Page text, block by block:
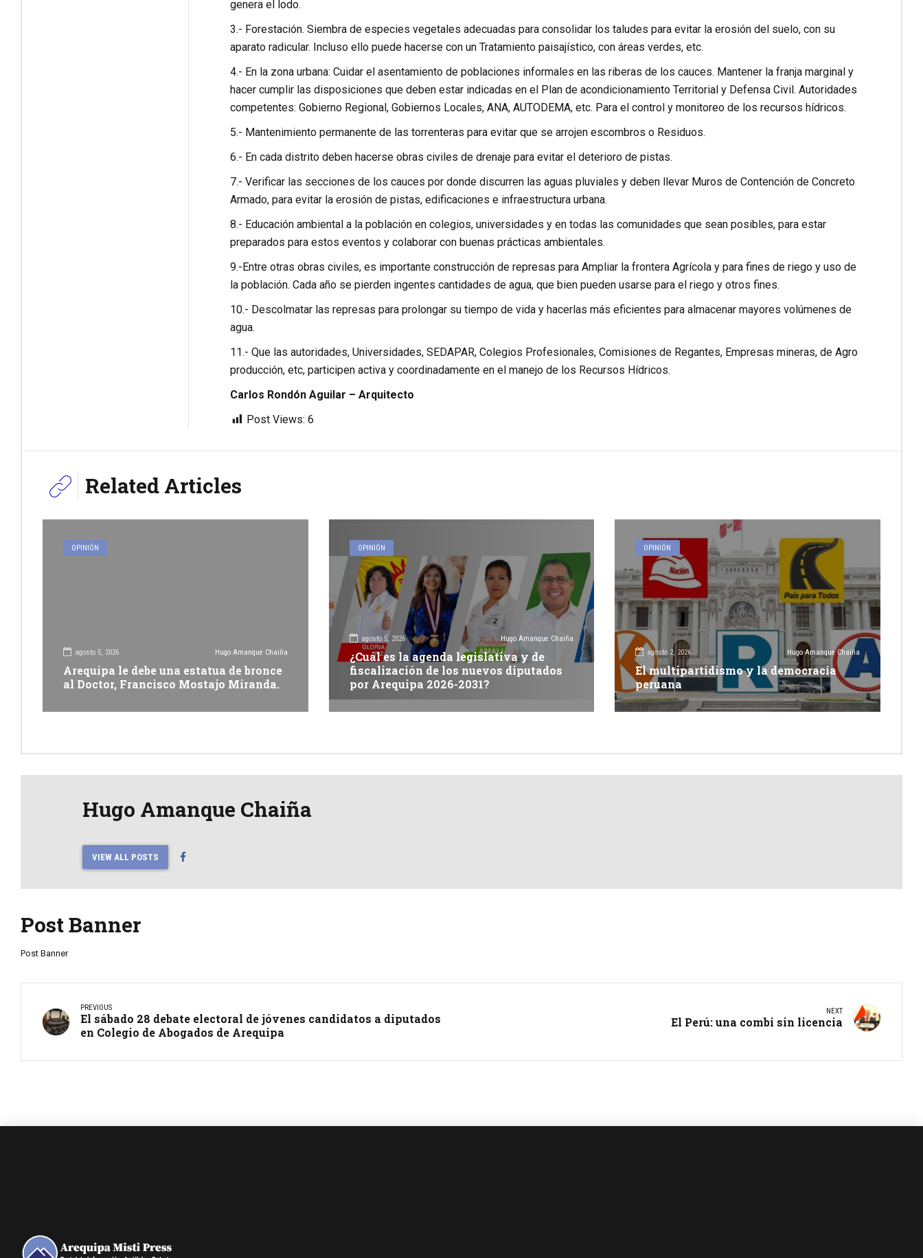
genera el lodo.
3.- Forestación. Siembra de especies vegetales adecuadas para consolidar los taludes para evitar la erosión del suelo, con su
aparato radicular. Incluso ello puede hacerse con un Tratamiento paisajístico, con áreas verdes, etc.
4.- En la zona urbana: Cuidar el asentamiento de poblaciones informales en las riberas de los cauces. Mantener la franja marginal y
hacer cumplir las disposiciones que deben estar indicadas en el Plan de acondicionamiento Territorial y Defensa Civil. Autoridades
competentes: Gobierno Regional, Gobiernos Locales, ANA, AUTODEMA, etc. Para el control y monitoreo de los recursos hídricos.
5.- Mantenimiento permanente de las torrenteras para evitar que se arrojen escombros o Residuos.
6.- En cada distrito deben hacerse obras civiles de drenaje para evitar el deterioro de pistas.
7.- Verificar las secciones de los cauces por donde discurren las aguas pluviales y deben llevar Muros de Contención de Concreto
Armado, para evitar la erosión de pistas, edificaciones e infraestructura urbana.
8.- Educación ambiental a la población en colegios, universidades y en todas las comunidades que sean posibles, para estar
preparados para estos eventos y colaborar con buenas prácticas ambientales.
9.-Entre otras obras civiles, es importante construcción de represas para Ampliar la frontera Agrícola y para fines de riego y uso de
la población. Cada año se pierden ingentes cantidades de agua, que bien pueden usarse para el riego y otros fines.
10.- Descolmatar las represas para prolongar su tiempo de vida y hacerlas más eficientes para almacenar mayores volúmenes de
agua.
11.- Que las autoridades, Universidades, SEDAPAR, Colegios Profesionales, Comisiones de Regantes, Empresas mineras, de Agro
producción, etc, participen activa y coordinadamente en el manejo de los Recursos Hídricos.
Carlos Rondón Aguilar – Arquitecto
Post Views: 6
Related Articles
OPINIÓN
agosto 5, 2026 Hugo Amanque Chaiña
Arequipa le debe una estatua de bronce
al Doctor, Francisco Mostajo Miranda.
OPINIÓN
agosto 5, 2026 Hugo Amanque Chaiña
¿Cuál es la agenda legislativa y de
fiscalización de los nuevos diputados
por Arequipa 2026-2031?
OPINIÓN
agosto 2, 2026 Hugo Amanque Chaiña
El multipartidismo y la democracia
peruana
Hugo Amanque Chaiña
VIEW ALL POSTS
Post Banner
Post Banner
PREVIOUS
El sábado 28 debate electoral de jóvenes candidatos a diputados
en Colegio de Abogados de Arequipa
NEXT
El Perú: una combi sin licencia